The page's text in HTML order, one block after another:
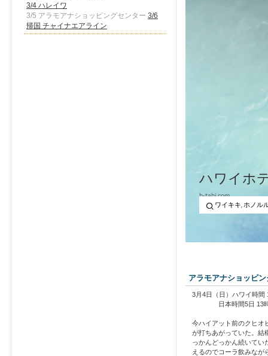
アラモアナショッピ
3月4日（日）ハワイ時間
日本時間5日 13時
今ハイアット前のクヒオ
が打ちあがっていた。結
っかんどっかん続いてい
えるのでコーラ飲みなが
3/4 ハレイワ
3/5 アラモアナショッピングセンター 3/6
帰国 チャイナエアライン